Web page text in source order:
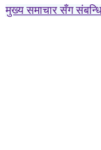
मुख्य समाचार सँग